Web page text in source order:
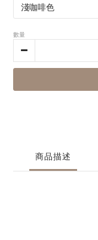
數量
商品描述